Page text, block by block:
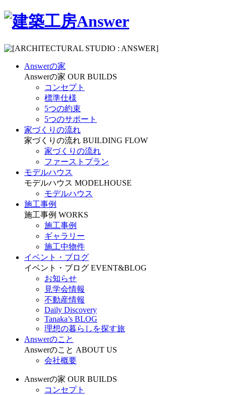
Answerの家
Answerの家 OUR BUILDS
コンセプト
標準仕様
5つの約束
5つのサポート
家づくりの流れ
家づくりの流れ BUILDING FLOW
家づくりの流れ
ファーストプラン
モデルハウス
モデルハウス MODELHOUSE
モデルハウス
施工事例
施工事例 WORKS
施工事例
ギャラリー
施工中物件
イベント・ブログ
イベント・ブログ EVENT&BLOG
お知らせ
見学会情報
不動産情報
Daily Discovery
Tanaka’s BLOG
理想の暮らしを探す旅
Answerのこと
Answerのこと ABOUT US
会社概要
Answerの家 OUR BUILDS
コンセプト